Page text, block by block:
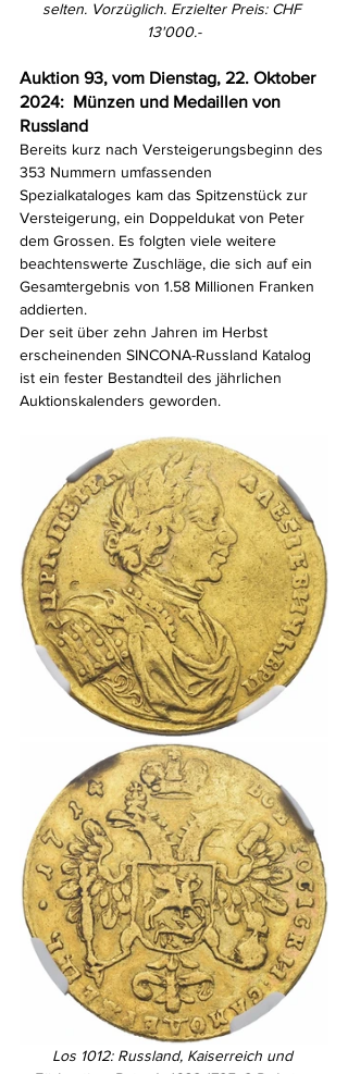
selten. Vorzüglich. Erzielter Preis: CHF
13'000.-
Auktion 93, vom Dienstag, 22. Oktober
2024:  Münzen und Medaillen von
Russland
Bereits kurz nach Versteigerungsbeginn des
353 Nummern umfassenden
Spezialkataloges kam das Spitzenstück zur
Versteigerung, ein Doppeldukat von Peter
dem Grossen. Es folgten viele weitere
beachtenswerte Zuschläge, die sich auf ein
Gesamtergebnis von 1.58 Millionen Franken
addierten.
Der seit über zehn Jahren im Herbst
erscheinenden SINCONA-Russland Katalog
ist ein fester Bestandteil des jährlichen
Auktionskalenders geworden.
Los 1012: Russland, Kaiserreich und